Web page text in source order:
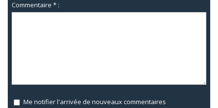
Commentaire * :
Me notifier l'arrivée de nouveaux commentaires